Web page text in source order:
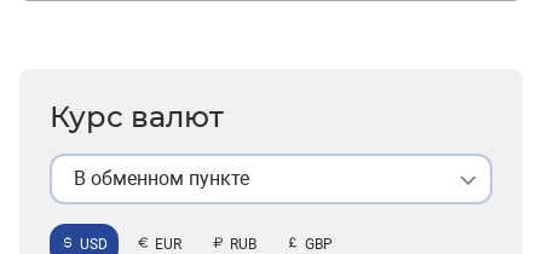
Курс валют
В обменном пункте
USD EUR RUB GBP